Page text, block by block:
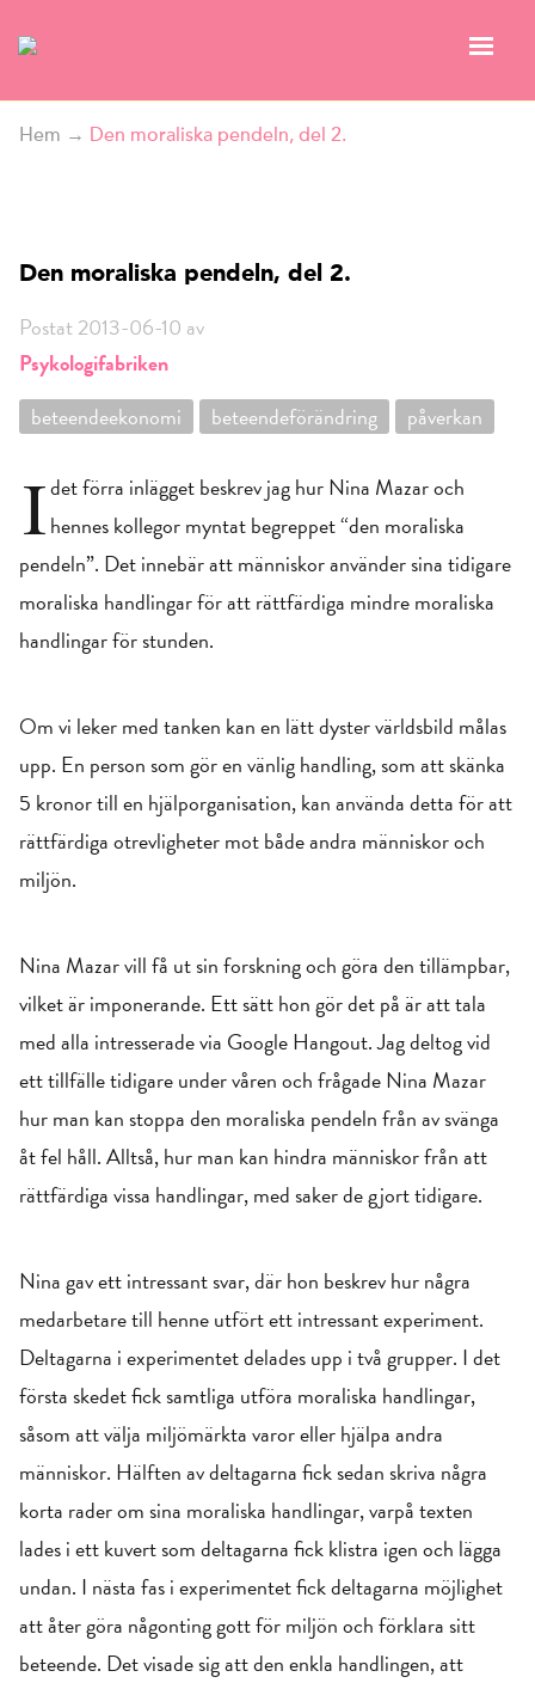
Hem → Den moraliska pendeln, del 2.
Den moraliska pendeln, del 2.
Postat 2013-06-10 av
Psykologifabriken
beteendeekonomi
beteendeförändring påverkan
Idet förra inlägget beskrev jag hur Nina Mazar och
hennes kollegor myntat begreppet “den moraliska
pendeln”. Det innebär att människor använder sina tidigare
moraliska handlingar för att rättfärdiga mindre moraliska
handlingar för stunden.
Om vi leker med tanken kan en lätt dyster världsbild målas
upp. En person som gör en vänlig handling, som att skänka
5 kronor till en hjälporganisation, kan använda detta för att
rättfärdiga otrevligheter mot både andra människor och
miljön.
Nina Mazar vill få ut sin forskning och göra den tillämpbar,
vilket är imponerande. Ett sätt hon gör det på är att tala
med alla intresserade via Google Hangout. Jag deltog vid
ett tillfälle tidigare under våren och frågade Nina Mazar
hur man kan stoppa den moraliska pendeln från av svänga
åt fel håll. Alltså, hur man kan hindra människor från att
rättfärdiga vissa handlingar, med saker de gjort tidigare.
Nina gav ett intressant svar, där hon beskrev hur några
medarbetare till henne utfört ett intressant experiment.
Deltagarna i experimentet delades upp i två grupper. I det
första skedet fick samtliga utföra moraliska handlingar,
såsom att välja miljömärkta varor eller hjälpa andra
människor. Hälften av deltagarna fick sedan skriva några
korta rader om sina moraliska handlingar, varpå texten
lades i ett kuvert som deltagarna fick klistra igen och lägga
undan. I nästa fas i experimentet fick deltagarna möjlighet
att åter göra någonting gott för miljön och förklara sitt
beteende. Det visade sig att den enkla handlingen, att